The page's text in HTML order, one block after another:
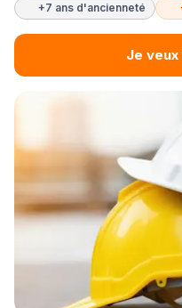
+7 ans d'ancienneté
Je